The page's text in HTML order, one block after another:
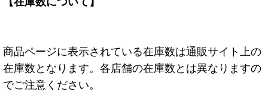
商品ページに表示されている在庫数は通販サイト上の
在庫数となります。各店舗の在庫数とは異なりますの
でご注意ください。